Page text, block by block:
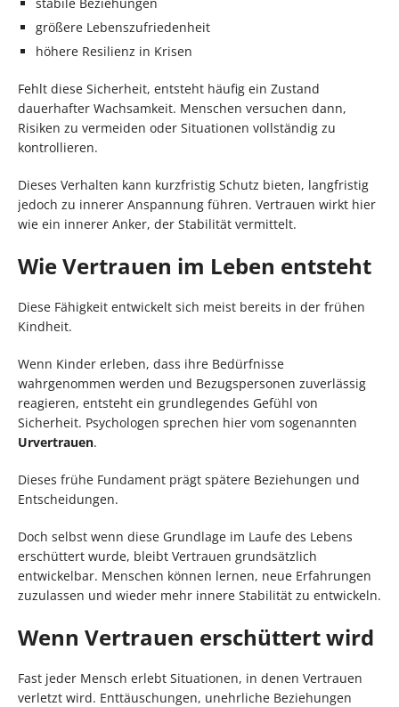
größere Lebenszufriedenheit
höhere Resilienz in Krisen
Fehlt diese Sicherheit, entsteht häufig ein Zustand
dauerhafter Wachsamkeit. Menschen versuchen dann,
Risiken zu vermeiden oder Situationen vollständig zu
kontrollieren.
Dieses Verhalten kann kurzfristig Schutz bieten, langfristig
jedoch zu innerer Anspannung führen. Vertrauen wirkt hier
wie ein innerer Anker, der Stabilität vermittelt.
Wie Vertrauen im Leben entsteht
Diese Fähigkeit entwickelt sich meist bereits in der frühen
Kindheit.
Wenn Kinder erleben, dass ihre Bedürfnisse
wahrgenommen werden und Bezugspersonen zuverlässig
reagieren, entsteht ein grundlegendes Gefühl von
Sicherheit. Psychologen sprechen hier vom sogenannten
Urvertrauen.
Dieses frühe Fundament prägt spätere Beziehungen und
Entscheidungen.
Doch selbst wenn diese Grundlage im Laufe des Lebens
erschüttert wurde, bleibt Vertrauen grundsätzlich
entwickelbar. Menschen können lernen, neue Erfahrungen
zuzulassen und wieder mehr innere Stabilität zu entwickeln.
Wenn Vertrauen erschüttert wird
Fast jeder Mensch erlebt Situationen, in denen Vertrauen
verletzt wird. Enttäuschungen, unehrliche Beziehungen